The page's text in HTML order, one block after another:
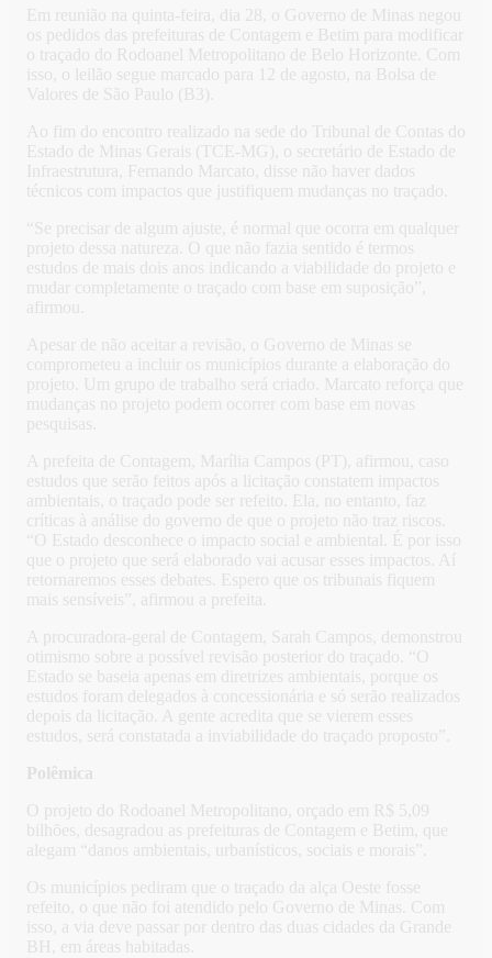
Em reunião na quinta-feira, dia 28, o Governo de Minas negou
os pedidos das prefeituras de Contagem e Betim para modificar
o traçado do Rodoanel Metropolitano de Belo Horizonte. Com
isso, o leilão segue marcado para 12 de agosto, na Bolsa de
Valores de São Paulo (B3).
Ao fim do encontro realizado na sede do Tribunal de Contas do
Estado de Minas Gerais (TCE-MG), o secretário de Estado de
Infraestrutura, Fernando Marcato, disse não haver dados
técnicos com impactos que justifiquem mudanças no traçado.
“Se precisar de algum ajuste, é normal que ocorra em qualquer
projeto dessa natureza. O que não fazia sentido é termos
estudos de mais dois anos indicando a viabilidade do projeto e
mudar completamente o traçado com base em suposição”,
afirmou.
Apesar de não aceitar a revisão, o Governo de Minas se
comprometeu a incluir os municípios durante a elaboração do
projeto. Um grupo de trabalho será criado. Marcato reforça que
mudanças no projeto podem ocorrer com base em novas
pesquisas.
A prefeita de Contagem, Marília Campos (PT), afirmou, caso
estudos que serão feitos após a licitação constatem impactos
ambientais, o traçado pode ser refeito. Ela, no entanto, faz
críticas à análise do governo de que o projeto não traz riscos.
“O Estado desconhece o impacto social e ambiental. É por isso
que o projeto que será elaborado vai acusar esses impactos. Aí
retornaremos esses debates. Espero que os tribunais fiquem
mais sensíveis”, afirmou a prefeita.
A procuradora-geral de Contagem, Sarah Campos, demonstrou
otimismo sobre a possível revisão posterior do traçado. “O
Estado se baseia apenas em diretrizes ambientais, porque os
estudos foram delegados à concessionária e só serão realizados
depois da licitação. A gente acredita que se vierem esses
estudos, será constatada a inviabilidade do traçado proposto”.
Polêmica
O projeto do Rodoanel Metropolitano, orçado em R$ 5,09
bilhões, desagradou as prefeituras de Contagem e Betim, que
alegam “danos ambientais, urbanísticos, sociais e morais”.
Os municípios pediram que o traçado da alça Oeste fosse
refeito, o que não foi atendido pelo Governo de Minas. Com
isso, a via deve passar por dentro das duas cidades da Grande
BH, em áreas habitadas.